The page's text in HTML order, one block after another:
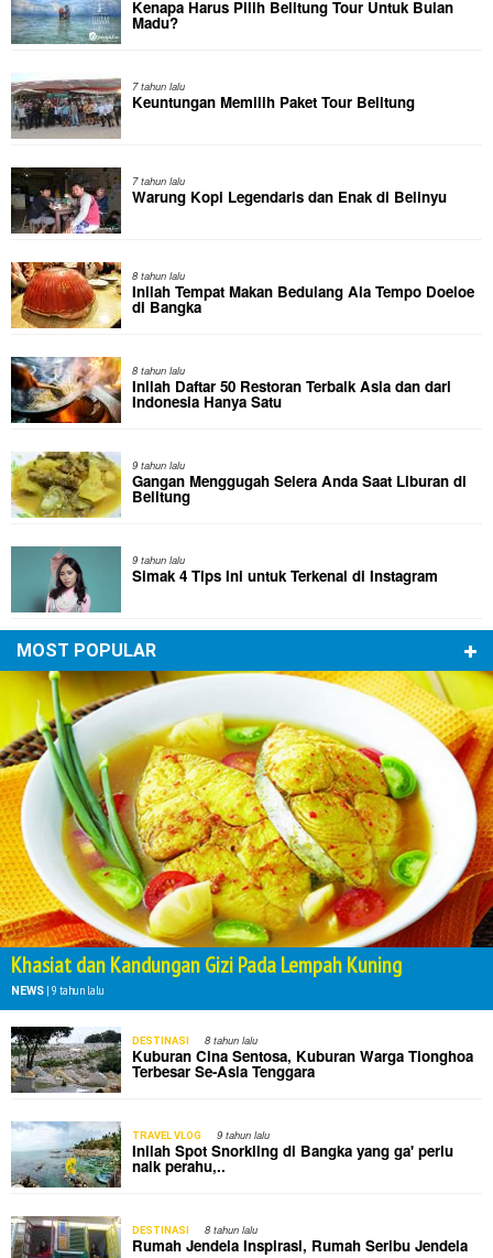
Kenapa Harus Pilih Belitung Tour Untuk Bulan
Madu?
7 tahun lalu
Keuntungan Memilih Paket Tour Belitung
7 tahun lalu
Warung Kopi Legendaris dan Enak di Belinyu
8 tahun lalu
Inilah Tempat Makan Bedulang Ala Tempo Doeloe
di Bangka
8 tahun lalu
Inilah Daftar 50 Restoran Terbaik Asia dan dari
Indonesia Hanya Satu
9 tahun lalu
Gangan Menggugah Selera Anda Saat Liburan di
Belitung
9 tahun lalu
Simak 4 Tips Ini untuk Terkenal di Instagram
MOST POPULAR
Khasiat dan Kandungan Gizi Pada Lempah Kuning
NEWS | 9 tahun lalu
DESTINASI 8 tahun lalu
Kuburan Cina Sentosa, Kuburan Warga Tionghoa
Terbesar Se-Asia Tenggara
TRAVEL VLOG 9 tahun lalu
Inilah Spot Snorkling di Bangka yang ga' perlu
naik perahu,..
DESTINASI 8 tahun lalu
Rumah Jendela Inspirasi, Rumah Seribu Jendela